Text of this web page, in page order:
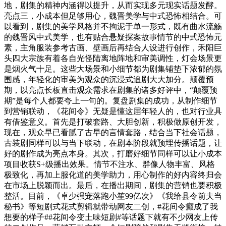
地，剧集的精神内涵得以提升，从而实现多元现实话题发酵。
亮点三，小成本但足够用心，魏晋美学与中式恐怖相结合。可
以看到，剧集的美学风格并不拘泥于单一形式，既有曲水流觞
的魏晋风中式美学，也有贴合悬疑探案故事情节的中式恐怖元
素，主角服装参考古画、壁画后再结合人设进行创作，禾阳巨
头四大宗族有着各自光怪陆离地阵地和审美调性，灯会场景更
是烟火气十足。这些大场景和小细节都为剧集铺垫下浓郁的氛
围感，年轻化的审美为观众的沉浸式追剧大大加分。颠覆预
期，以亮点长板直击观众需求在剧集的诸多好评中，“颠覆预
期”是每个人都要夸上一句的。复盘剧集的成功，从制作细节
到营销联动，《花间令》无疑是懂这届年轻人的，也对行业具
有借鉴意义。首先是打破套路、大胆创新，积极做原创开发，
现在，观众早已看腻了古早的言情套路，结合当下社会话题，
古装剧同样可以与当下联动，在剧本阶段就预埋传播话题，让
好的剧作成为亮点本身。其次，打磨好细节同样可以让小成本
项目收获S+级播出效果。情节不注水、群像人物丰富、风格
极致化，再加上服化道的美学助力，用心制作的好内容终归会
在市场上脱颖而出。最后，在播出期间，剧集的营销也要积极
整活。目前，《卓少强宠落跑小笙99亿次》《我给县令前夫当
秘书》等短剧式花式剪辑就带动网友二创，#花间令癫成了我
想要的样子##花间令变土味短剧#等话题下就有不少网友上传